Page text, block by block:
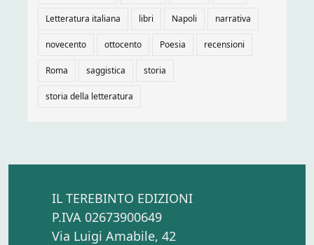
Letteratura italiana libri Napoli narrativa
novecento ottocento Poesia recensioni
Roma saggistica storia
storia della letteratura
IL TEREBINTO EDIZIONI
P.IVA 02673900649
Via Luigi Amabile, 42